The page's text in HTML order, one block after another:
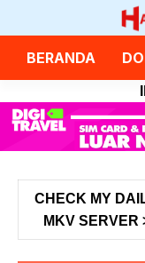
ke
BERANDA
CHECK MY
MKV SERVER